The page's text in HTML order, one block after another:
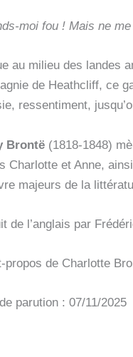
moi fou ! Mais ne
au milieu des landes
de Heathcliff, ce
ressentiment,
Brontë (1818-1848)
Charlotte et Anne, ainsi
majeurs de la
de l’anglais par
propos de Charlotte
parution : 07/11/2025